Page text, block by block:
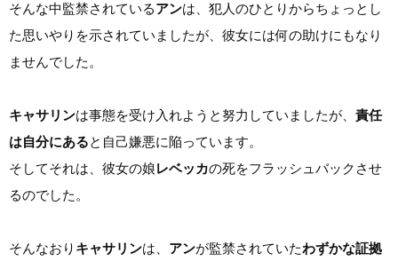
そんな中監禁されているアンは、犯人のひとりからちょっとし
た思いやりを示されていましたが、彼女には何の助けにもなり
ませんでした。
キャサリンは事態を受け入れようと努力していましたが、 責任
は自分にあると自己嫌悪に陥っています。
そしてそれは、彼女の娘レベッカの死をフラッシュバックさせ
るのでした。
そんなおり キャサリンは、 アンが監禁されていたわずかな証拠